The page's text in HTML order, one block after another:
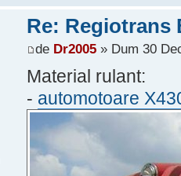
Re: Regiotrans
de Dr2005» Dum 30
Material rulant:
- automotoare